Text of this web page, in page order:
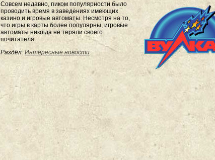
Совсем недавно, пиком популярности было
проводить время в заведениях имеющих
казино и игровые автоматы. Несмотря на то,
что игры в карты более популярны, игровые
автоматы никогда не теряли своего
почитателя.
Раздел: Интересные новости